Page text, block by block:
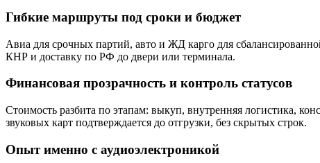
Гибкие маршруты под сроки и бюджет
Авиа для срочных партий, авто и ЖД карго для
КНР и доставку по РФ до двери или терминала.
Финансовая прозрачность и контроль статусов
Стоимость разбита по этапам: выкуп, внутренняя логистика,
звуковых карт подтверждается до отгрузки, без скрытых строк.
Опыт именно с аудиоэлектроникой